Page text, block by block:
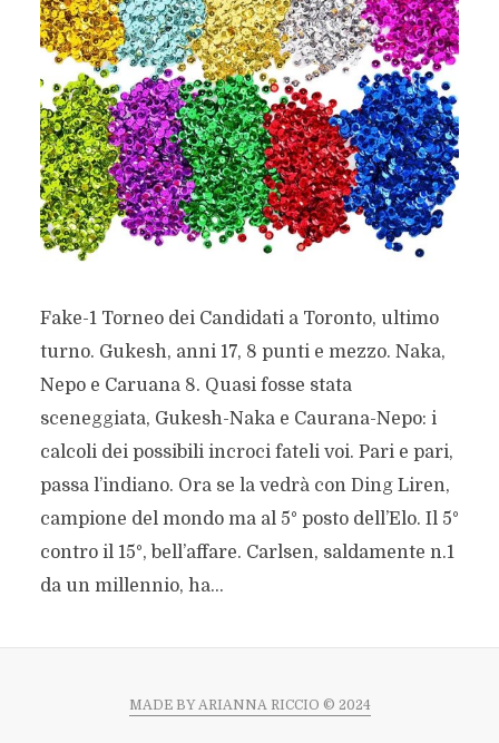
Fake-1 Torneo dei Candidati a Toronto, ultimo
turno. Gukesh, anni 17, 8 punti e mezzo. Naka,
Nepo e Caruana 8. Quasi fosse stata
sceneggiata, Gukesh-Naka e Caurana-Nepo: i
calcoli dei possibili incroci fateli voi. Pari e pari,
passa l’indiano. Ora se la vedrà con Ding Liren,
campione del mondo ma al 5° posto dell’Elo. Il 5°
contro il 15°, bell’affare. Carlsen, saldamente n.1
da un millennio, ha...
MADE BY ARIANNA RICCIO © 2024